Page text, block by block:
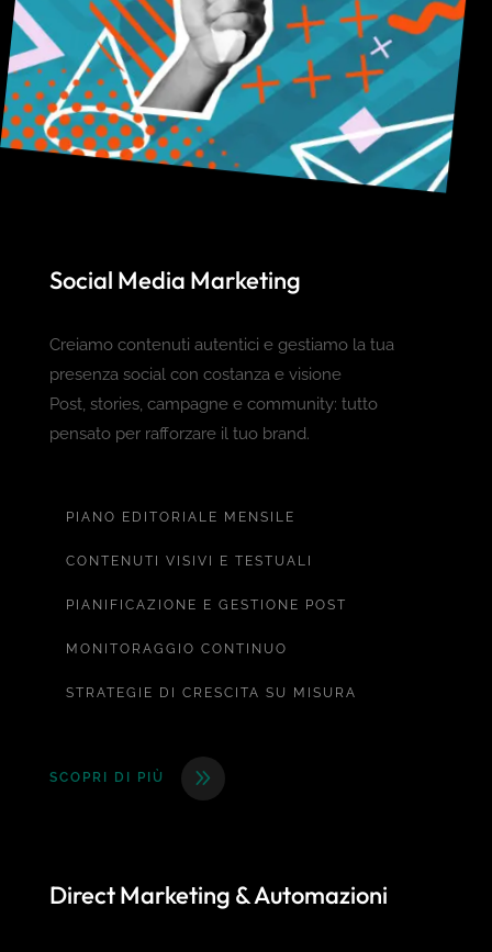
Social Media Marketing
Creiamo contenuti autentici e gestiamo la tua
presenza social con costanza e visione
Post, stories, campagne e community: tutto
pensato per rafforzare il tuo brand.
PIANO EDITORIALE MENSILE
CONTENUTI VISIVI E TESTUALI
PIANIFICAZIONE E GESTIONE POST
MONITORAGGIO CONTINUO
STRATEGIE DI CRESCITA SU MISURA
SCOPRI DI PIÙ
Direct Marketing & Automazioni